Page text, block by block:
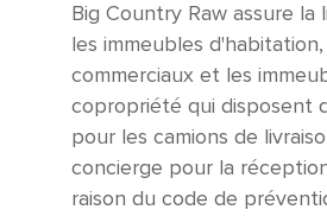
Big Country Raw assure la
les immeubles
commerciaux et les
copropriété qui disposent
pour les camions de
concierge pour la
raison du code de